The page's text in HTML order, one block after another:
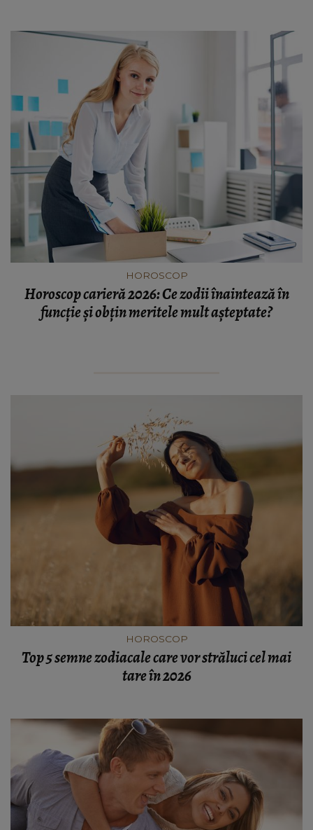
HOROSCOP
Horoscop carieră 2026: Ce zodii înaintează în
funcție și obțin meritele mult așteptate?
HOROSCOP
Top 5 semne zodiacale care vor străluci cel mai
tare în 2026